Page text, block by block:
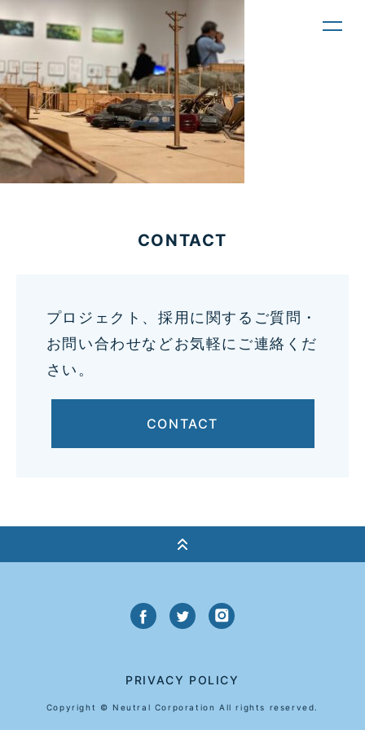
CONTACT
プロジェクト、採用に関するご質問・
お問い合わせなどお気軽にご連絡くだ
さい。
CONTACT
PRIVACY POLICY
Copyright © Neutral Corporation All rights reserved.